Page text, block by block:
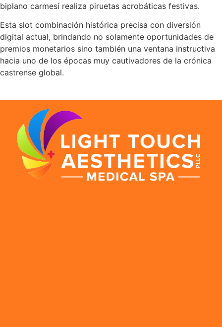
biplano carmesí realiza piruetas acrobáticas festivas.
Esta slot combinación histórica precisa con diversión
digital actual, brindando no solamente oportunidades de
premios monetarios sino también una ventana instructiva
hacia uno de los épocas muy cautivadores de la crónica
castrense global.